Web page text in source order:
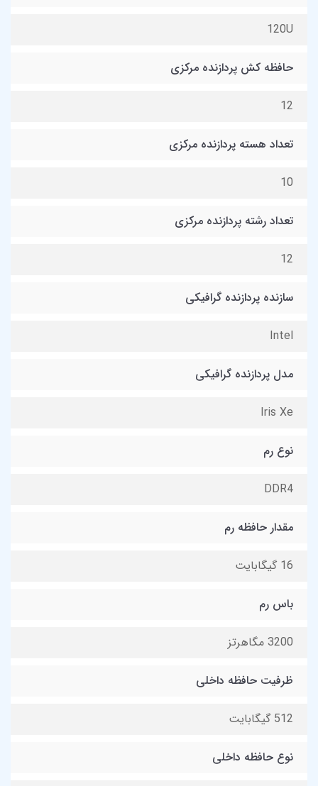
120U
حافظه کش پردازنده مرکزی
12
تعداد هسته پردازنده مرکزی
10
تعداد رشته پردازنده مرکزی
12
سازنده پردازنده گرافیکی
Intel
مدل پردازنده گرافیکی
Iris Xe
نوع رم
DDR4
مقدار حافظه رم
16 گیگابایت
باس رم
3200 مگاهرتز
ظرفیت حافظه داخلی
512 گیگابایت
نوع حافظه داخلی